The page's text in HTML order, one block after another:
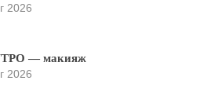
2026
— макияж
2026